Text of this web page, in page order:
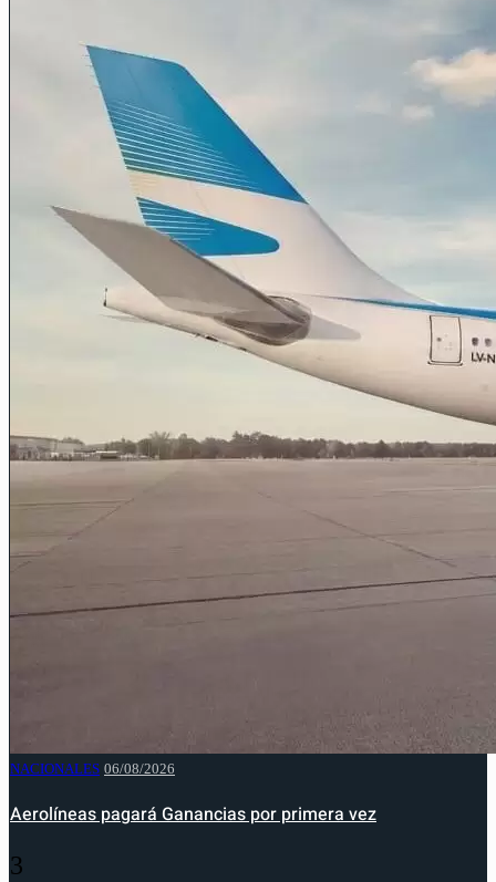
NACIONALES 06/08/2026
Aerolíneas pagará Ganancias por primera vez
3